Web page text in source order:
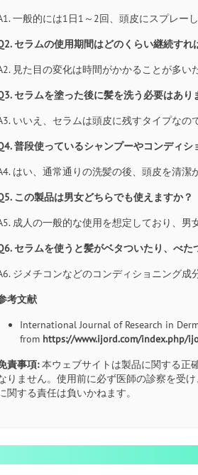
一般的には1日1～2回、頭皮にスプレー
セラムの使用期間はどのくらい継続すれ
見た目の変化は時間がかかることが多い
セラムを塗った後に髪を洗う必要はあり
いいえ、セラムは頭皮に残すタイプなの
普段使っているシャンプーやコンディシ
はい、通常通りの洗髪の後、頭皮を清潔
この製品は男女どちらでも使えますか？
成人の一般的な使用を想定しており、男
セラムを使うと髪がベタついたり、べた
ジメチコンなどのコンディショニング成
考文献
International Journal of Research in
from https://www.ijord.com/index.php/
責事項:本ウェブサイトは製品に関する正
りません。使用前に必ず医師の診察を受
関する責任は負いかねます。